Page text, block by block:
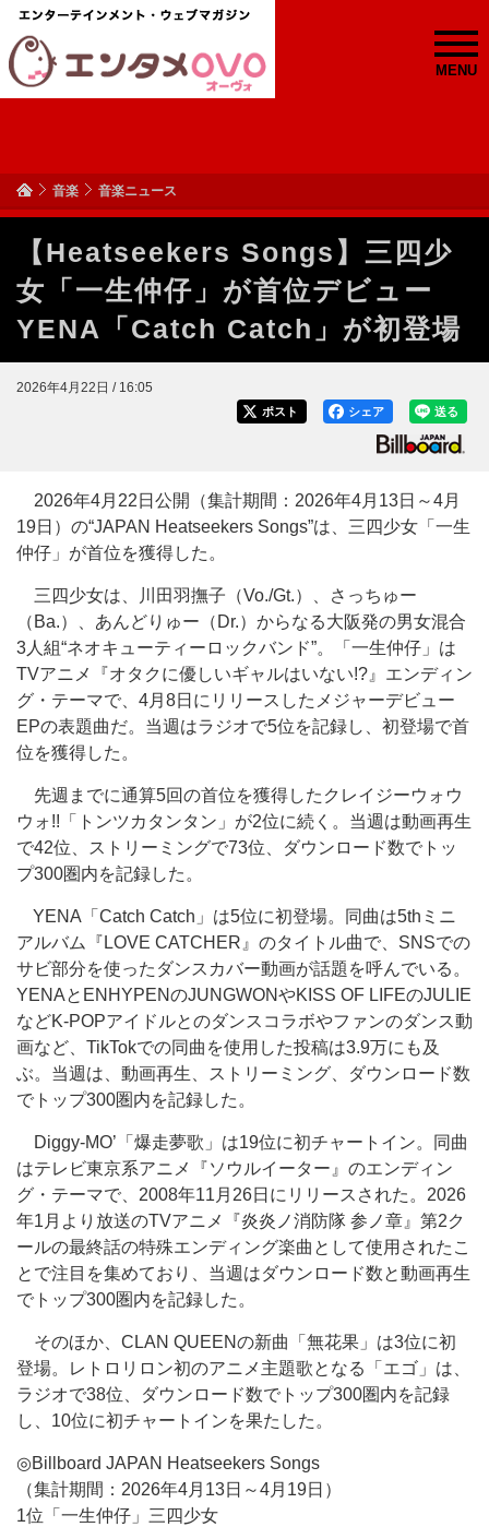
MENU
音楽 音楽ニュース
【Heatseekers Songs】三四少
女「一生仲仔」が首位デビュー
YENA「Catch Catch」が初登場
2026年4月22日 / 16:05
送る
シェア
ポスト
2026年4月22日公開（集計期間：2026年4月13日～4月
19日）の“JAPAN Heatseekers Songs”は、三四少女「一生
仲仔」が首位を獲得した。
三四少女は、川田羽撫子（Vo./Gt.）、さっちゅー
（Ba.）、あんどりゅー（Dr.）からなる大阪発の男女混合
3人組“ネオキューティーロックバンド”。「一生仲仔」は
TVアニメ『オタクに優しいギャルはいない!?』エンディン
グ・テーマで、4月8日にリリースしたメジャーデビュー
EPの表題曲だ。当週はラジオで5位を記録し、初登場で首
位を獲得した。
先週までに通算5回の首位を獲得したクレイジーウォウ
ウォ!!「トンツカタンタン」が2位に続く。当週は動画再生
で42位、ストリーミングで73位、ダウンロード数でトッ
プ300圏内を記録した。
YENA「Catch Catch」は5位に初登場。同曲は5thミニ
アルバム『LOVE CATCHER』のタイトル曲で、SNSでの
サビ部分を使ったダンスカバー動画が話題を呼んでいる。
YENAとENHYPENのJUNGWONやKISS OF LIFEのJULIE
などK-POPアイドルとのダンスコラボやファンのダンス動
画など、TikTokでの同曲を使用した投稿は3.9万にも及
ぶ。当週は、動画再生、ストリーミング、ダウンロード数
でトップ300圏内を記録した。
Diggy-MO’「爆走夢歌」は19位に初チャートイン。同曲
はテレビ東京系アニメ『ソウルイーター』のエンディン
グ・テーマで、2008年11月26日にリリースされた。2026
年1月より放送のTVアニメ『炎炎ノ消防隊 参ノ章』第2ク
ールの最終話の特殊エンディング楽曲として使用されたこ
とで注目を集めており、当週はダウンロード数と動画再生
でトップ300圏内を記録した。
そのほか、CLAN QUEENの新曲「無花果」は3位に初
登場。レトロリロン初のアニメ主題歌となる「エゴ」は、
ラジオで38位、ダウンロード数でトップ300圏内を記録
し、10位に初チャートインを果たした。
◎Billboard JAPAN Heatseekers Songs
（集計期間：2026年4月13日～4月19日）
1位「一生仲仔」三四少女